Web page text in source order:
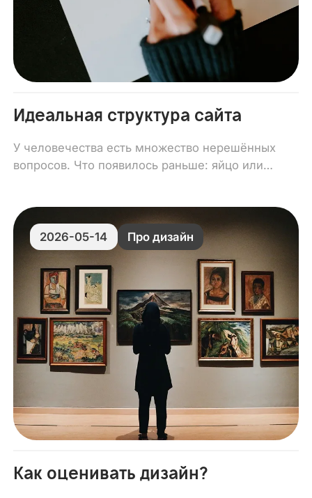
Идеальная структура сайта
У человечества есть множество нерешённых
вопросов. Что появилось раньше: яйцо или
2026-05-14 Про дизайн
Как оценивать дизайн?